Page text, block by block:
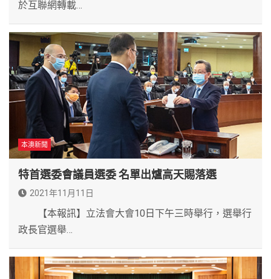
於互聯網轉載…
本澳新聞
特首選委會議員選委 名單出爐高天賜落選
2021年11月11日
【本報訊】立法會大會10日下午三時舉行，選舉行
政長官選舉…